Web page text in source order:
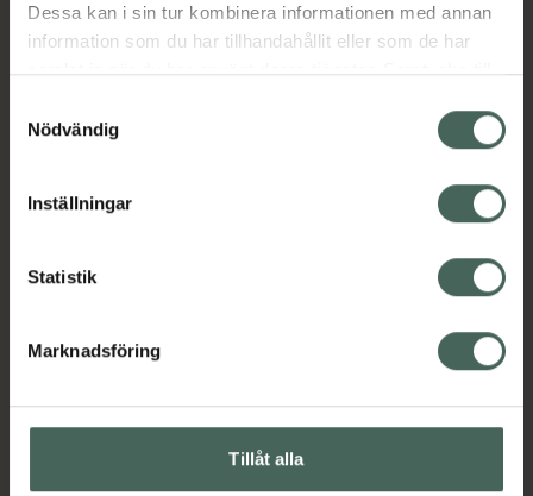
Dessa kan i sin tur kombinera informationen med annan
information som du har tillhandahållit eller som de har
samlat in när du har använt deras tjänster. Samtycke till
återkalla ditt samtycke via webbplatsens
cookieinställningar. Ett återkallat samtycke påverkar inte
lagligheten av behandling som skett innan återkallelsen.
Nödvändig
Inställningar
Statistik
Marknadsföring
Tillåt alla
EAN:07046263902333
Kronans Apotek finns här för dig. Du hittar oss från Skåne i
datorn. Oavsett vem du är så är det vårt uppdrag att
hjälpa just dig att må lite bättre. Välkommen att prata